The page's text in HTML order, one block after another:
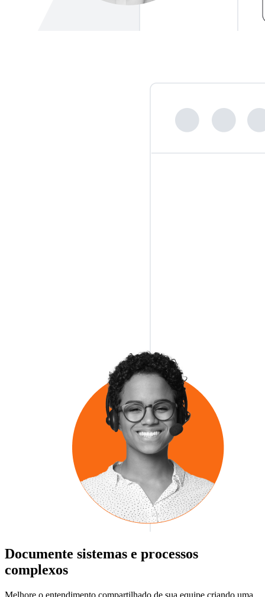
Documente sistemas e processos
complexos